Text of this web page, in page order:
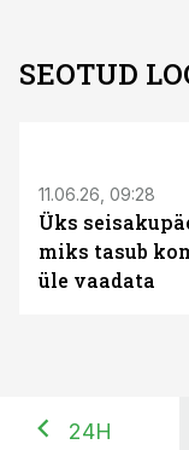
SEOTUD
11.06.26, 09:28
Üks
miks tasub
üle vaadata
24H